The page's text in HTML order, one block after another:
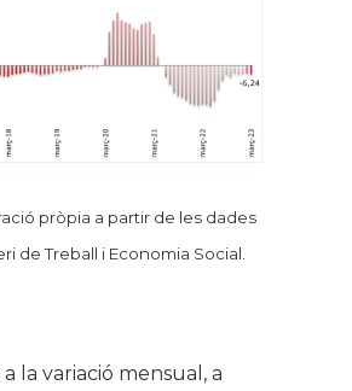
pròpia a partir de les dades
de Treball i Economia Social.
la variació mensual, a